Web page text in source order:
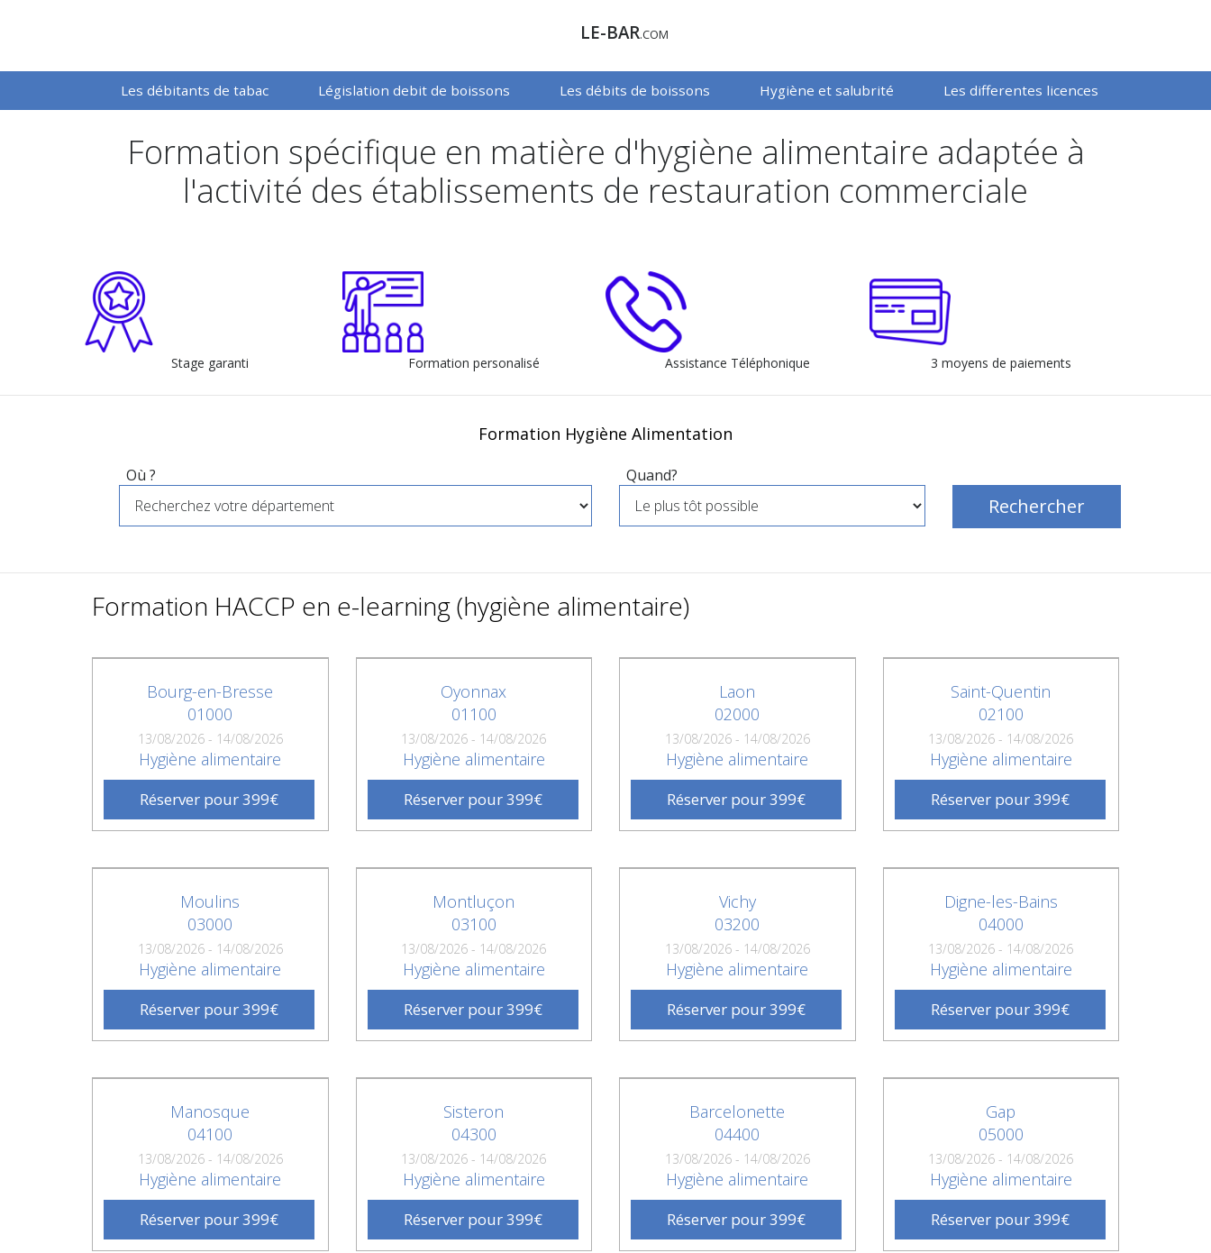
LE-BAR.COM
Les débitants de tabac Législation debit de boissons Les débits de boissons Hygiène et salubrité Les differentes licences
Formation spécifique en matière d'hygiène alimentaire adaptée à
l'activité des établissements de restauration commerciale
Stage garanti Formation personalisé Assistance Téléphonique 3 moyens de paiements
Formation Hygiène Alimentation
Où ? Quand?
Rechercher
Formation HACCP en e-learning (hygiène alimentaire)
Bourg-en-Bresse
01000
13/08/2026 - 14/08/2026
Hygiène alimentaire
Réserver pour 399€
Oyonnax
01100
13/08/2026 - 14/08/2026
Hygiène alimentaire
Réserver pour 399€
Laon
02000
13/08/2026 - 14/08/2026
Hygiène alimentaire
Réserver pour 399€
Saint-Quentin
02100
13/08/2026 - 14/08/2026
Hygiène alimentaire
Réserver pour 399€
Moulins
03000
13/08/2026 - 14/08/2026
Hygiène alimentaire
Réserver pour 399€
Montluçon
03100
13/08/2026 - 14/08/2026
Hygiène alimentaire
Réserver pour 399€
Vichy
03200
13/08/2026 - 14/08/2026
Hygiène alimentaire
Réserver pour 399€
Digne-les-Bains
04000
13/08/2026 - 14/08/2026
Hygiène alimentaire
Réserver pour 399€
Manosque
04100
13/08/2026 - 14/08/2026
Hygiène alimentaire
Réserver pour 399€
Sisteron
04300
13/08/2026 - 14/08/2026
Hygiène alimentaire
Réserver pour 399€
Barcelonette
04400
13/08/2026 - 14/08/2026
Hygiène alimentaire
Réserver pour 399€
Gap
05000
13/08/2026 - 14/08/2026
Hygiène alimentaire
Réserver pour 399€